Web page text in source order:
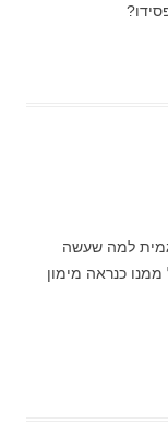
למה שעשה
כנראה מימון